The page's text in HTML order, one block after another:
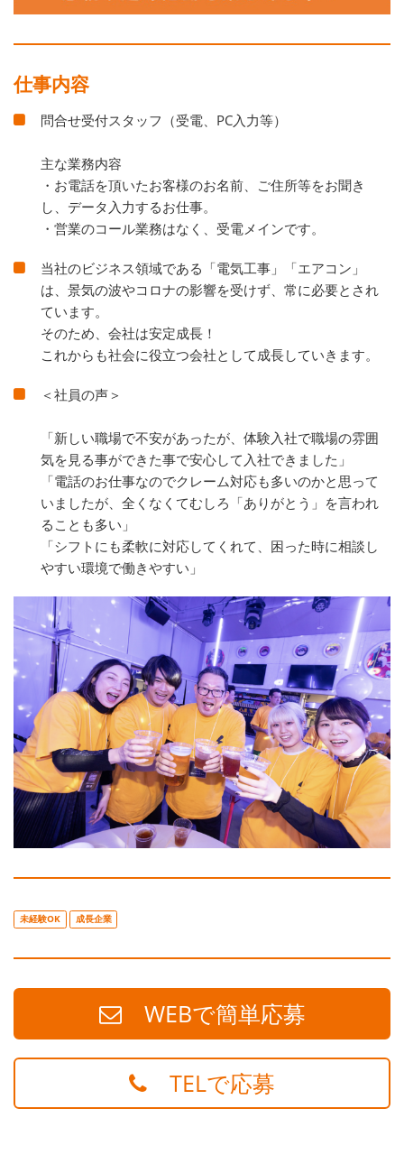
仕事内容
問合せ受付スタッフ（受電、PC入力等）
主な業務内容
・お電話を頂いたお客様のお名前、ご住所等をお聞き
し、データ入力するお仕事。
・営業のコール業務はなく、受電メインです。
当社のビジネス領域である「電気工事」「エアコン」
は、景気の波やコロナの影響を受けず、常に必要とされ
ています。
そのため、会社は安定成長！
これからも社会に役立つ会社として成長していきます。
＜社員の声＞
「新しい職場で不安があったが、体験入社で職場の雰囲
気を見る事ができた事で安心して入社できました」
「電話のお仕事なのでクレーム対応も多いのかと思って
いましたが、全くなくてむしろ「ありがとう」を言われ
ることも多い」
「シフトにも柔軟に対応してくれて、困った時に相談し
やすい環境で働きやすい」
未経験OK 成長企業
WEBで簡単応募
TELで応募